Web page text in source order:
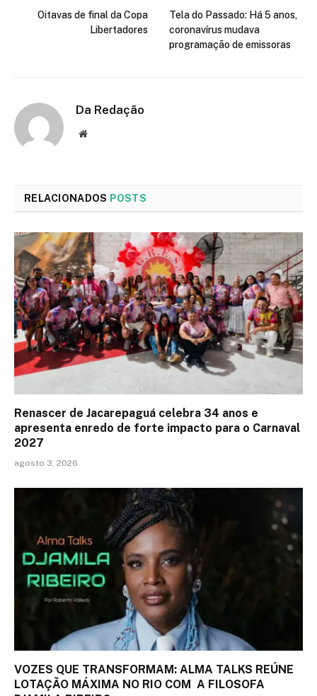
Oitavas de final da Copa
Libertadores
Tela do Passado: Há 5 anos,
coronavírus mudava
programação de emissoras
Da Redação
Site
RELACIONADOS POSTS
Renascer de Jacarepaguá celebra 34 anos e
apresenta enredo de forte impacto para o Carnaval
2027
agosto 3, 2026
VOZES QUE TRANSFORMAM: ALMA TALKS REÚNE
LOTAÇÃO MÁXIMA NO RIO COM A FILOSOFA